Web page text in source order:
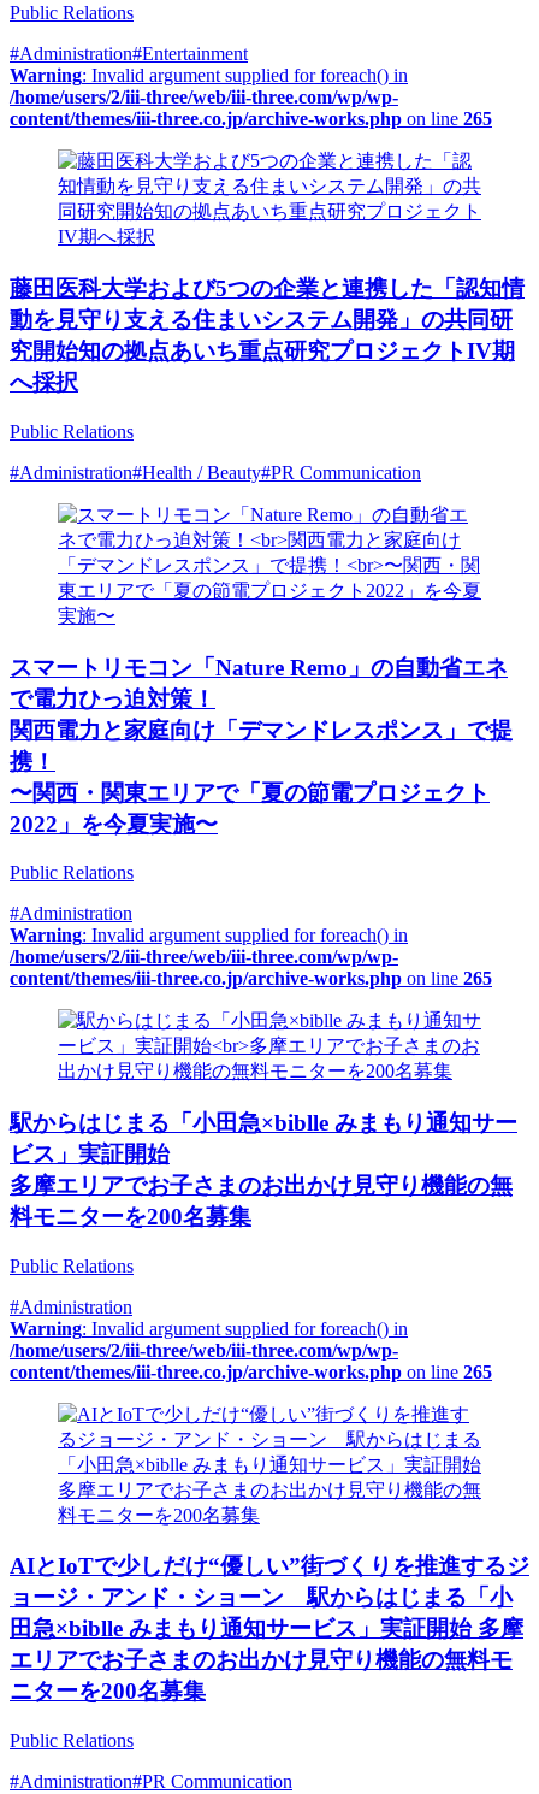
Public Relations
#Administration#Entertainment
Warning: Invalid argument supplied for foreach() in
/home/users/2/iii-three/web/iii-three.com/wp/wp-
content/themes/iii-three.co.jp/archive-works.php on line 265
藤田医科大学および5つの企業と連携した「認知情
動を見守り支える住まいシステム開発」の共同研
究開始知の拠点あいち重点研究プロジェクトIV期
へ採択
Public Relations
#Administration#Health / Beauty#PR Communication
スマートリモコン「Nature Remo」の自動省エネ
で電力ひっ迫対策！
関西電力と家庭向け「デマンドレスポンス」で提
携！
〜関西・関東エリアで「夏の節電プロジェクト
2022」を今夏実施〜
Public Relations
#Administration
Warning: Invalid argument supplied for foreach() in
/home/users/2/iii-three/web/iii-three.com/wp/wp-
content/themes/iii-three.co.jp/archive-works.php on line 265
駅からはじまる「小田急×biblle みまもり通知サー
ビス」実証開始
多摩エリアでお子さまのお出かけ見守り機能の無
料モニターを200名募集
Public Relations
#Administration
Warning: Invalid argument supplied for foreach() in
/home/users/2/iii-three/web/iii-three.com/wp/wp-
content/themes/iii-three.co.jp/archive-works.php on line 265
AIとIoTで少しだけ“優しい”街づくりを推進するジ
ョージ・アンド・ショーン 駅からはじまる「小
田急×biblle みまもり通知サービス」実証開始 多摩
エリアでお子さまのお出かけ見守り機能の無料モ
ニターを200名募集
Public Relations
#Administration#PR Communication